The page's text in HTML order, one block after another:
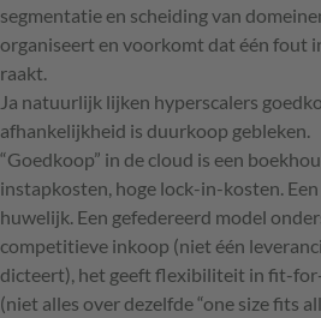
segmentatie en scheiding van
organiseert en voorkomt dat één fout
raakt.
Ja natuurlijk lijken hyperscalers
afhankelijkheid is duurkoop gebleken.
“Goedkoop” in de cloud is een
instapkosten, hoge lock-in-kosten.
huwelijk. Een gefedereerd model
competitieve inkoop (niet één
dicteert), het geeft flexibiliteit in fit-
(niet alles over dezelfde “one size fits